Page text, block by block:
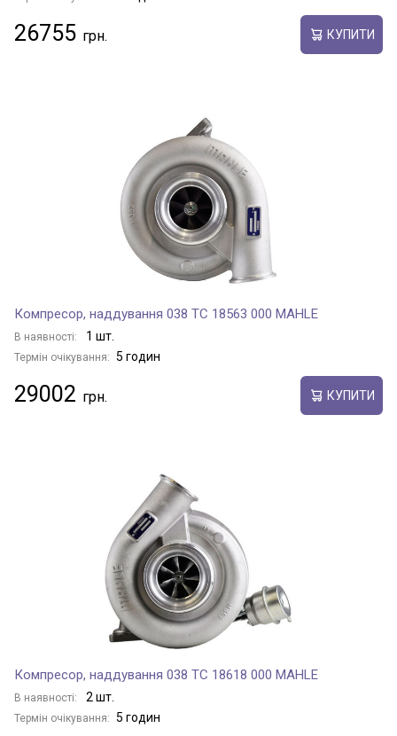
26755 КУПИТИ
Компресор, наддування 038 TC 18563 000 MAHLE
В наявності: 1 шт.
Термін очікування: 5 годин
29002 КУПИТИ
Компресор, наддування 038 TC 18618 000 MAHLE
В наявності: 2 шт.
Термін очікування: 5 годин